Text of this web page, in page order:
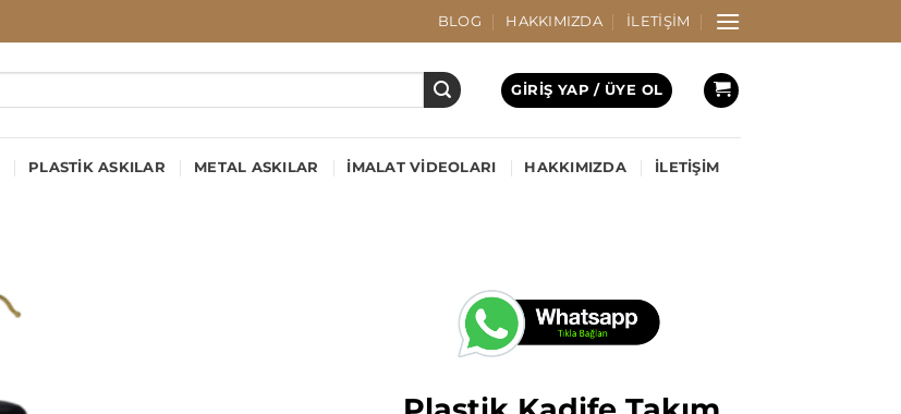
BLOG HAKKIMIZDA İLETIŞIM
GIRIŞ YAP / ÜYE OL
PLASTIK ASKILAR METAL ASKILAR İMALAT VIDEOLARI HAKKIMIZDA İLETIŞIM